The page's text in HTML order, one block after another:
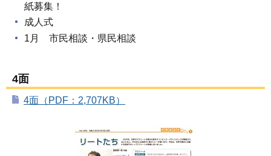
紙募集！
成人式
1月 市民相談・県民相談
4面
4面（PDF：2,707KB）